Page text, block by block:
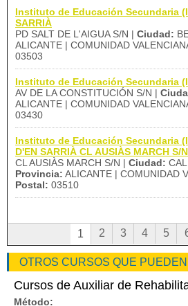
Instituto de Educación Secundaria
SARRIÀ
PD SALT DE L'AIGUA S/N | Ciudad:
ALICANTE | COMUNIDAD
03503
Instituto de Educación Secundaria
AV DE LA CONSTITUCIÓN S/N |
ALICANTE | COMUNIDAD
03430
Instituto de Educación Secundaria
D'EN SARRIÀ CL AUSIÀS MARCH S/N
CL AUSIÀS MARCH S/N | Ciudad:
Provincia: ALICANTE | COMUNIDAD
Postal: 03510
1 2 3 4 5
OTROS CURSOS QUE
Cursos de Auxiliar de
Método: